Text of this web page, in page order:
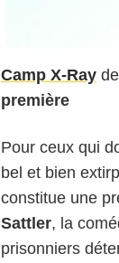
Camp X-Ray de
première
Pour ceux qui
bel et bien
constitue une
Sattler, la
prisonniers